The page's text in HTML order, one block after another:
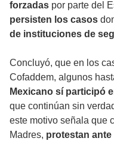
forzadas por parte del
persisten los casos
de instituciones de
Concluyó, que en los
Cofaddem, algunos
Mexicano sí participó
que continúan sin
este motivo señala que
Madres, protestan ante